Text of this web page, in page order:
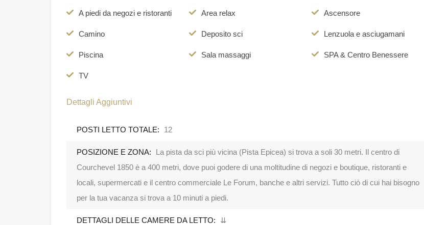
A piedi da negozi e ristoranti Area relax Ascensore
Camino Deposito sci Lenzuola e asciugamani
Piscina Sala massaggi SPA & Centro Benessere
TV
Dettagli Aggiuntivi
POSTI LETTO TOTALE: 12
POSIZIONE E ZONA:
La pista da sci più vicina (Pista Epicea) si trova a soli 30 metri. Il centro di
Courchevel 1850 è a 400 metri, dove puoi godere di una moltitudine di negozi e boutique, ristoranti e
locali, supermercati e il centro commerciale Le Forum, banche e altri servizi. Tutto ciò di cui hai bisogno
per la tua vacanza si trova a 10 minuti a piedi.
DETTAGLI DELLE CAMERE DA LETTO: ⇊